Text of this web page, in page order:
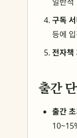
구독
등에
전자책
출간
출간